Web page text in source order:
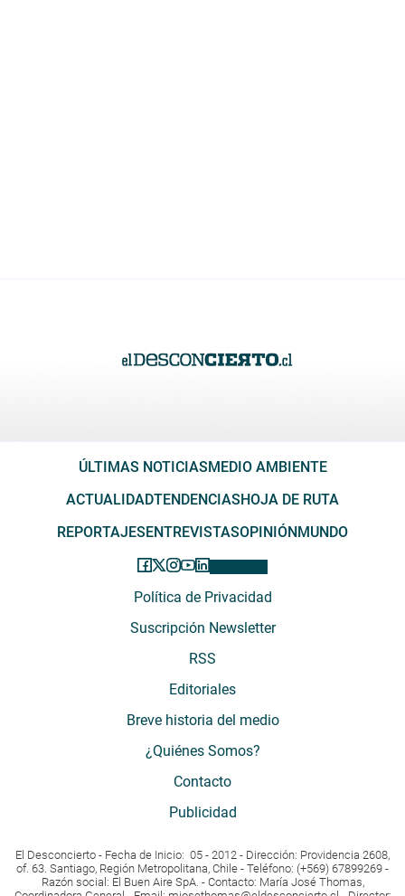
ÚLTIMAS NOTICIASMEDIO AMBIENTE
ACTUALIDADTENDENCIASHOJA DE RUTA
REPORTAJESENTREVISTASOPINIÓNMUNDO
Política de Privacidad
Suscripción Newsletter
RSS
Editoriales
Breve historia del medio
¿Quiénes Somos?
Contacto
Publicidad
El Desconcierto - Fecha de Inicio: 05 - 2012 - Dirección: Providencia 2608,
of. 63. Santiago, Región Metropolitana, Chile - Teléfono: (+569) 67899269 -
Razón social: El Buen Aire SpA. - Contacto: María José Thomas,